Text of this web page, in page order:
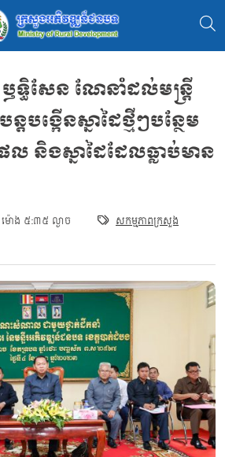
ទ្ធិសែន ណែនាំដល់មន្ត្រី
បង្កើនស្នាដៃថ្មីៗបន្ថែម
និងស្នាដៃដែលធ្លាប់មាន
ម៉ោង ៥:៣៥ ល្ងាច សកម្មភាពក្រសួង